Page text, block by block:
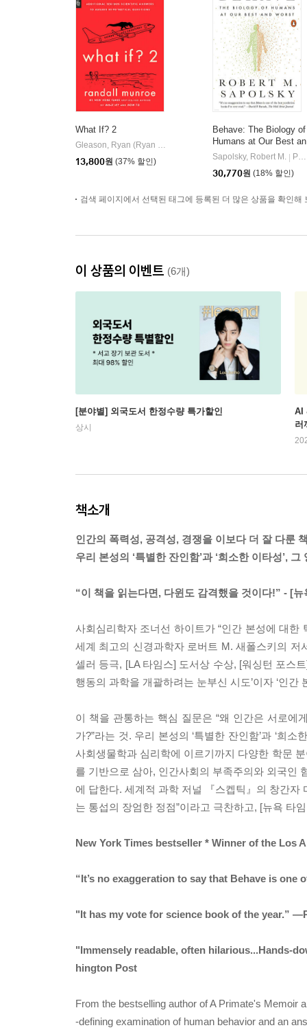
What If? 2
Gleason, Ryan (Ryan Gleason)
Random House USA Inc
13,800원 (37% 할인)
Behave: The Biology of
Humans at Our Best an
d Worst
Sapolsky, Robert M.
Penguin Books
30,770원 (18% 할인)
검색 페이지에서 선택된 태그에 등록된 더 많은 상품을 확인해
이 상품의 이벤트 (6개)
[분야별] 외국도서 한정수량 특가할인
상시
AI
러
책소개
인간의 폭력성, 공격성, 경쟁을 이보다 더 잘 다룬
우리 본성의 ‘특별한 잔인함’과 ‘희소한 이타성’,
“이 책을 읽는다면, 다윈도 감격했을 것이다!” - [뉴
사회심리학자 조너선 하이트가 “인간 본성에 대한
세계 최고의 신경과학자 로버트 M. 새폴스키의
셀러 등극, [LA 타임스] 도서상 수상, [워싱턴 포스
행동의 과학을 개괄하려는 눈부신 시도’이자 ‘인
이 책을 관통하는 핵심 질문은 “왜 인간은 서로
가?”라는 것. 우리 본성의 ‘특별한 잔인함’과 ‘희
사회생물학과 심리학에 이르기까지 다양한 학문
를 기반으로 삼아, 인간사회의 부족주의와 외국인
에 답한다. 세계적 과학 저널 『스켑틱』의 창간
는 통섭의 장엄한 정점”이라고 극찬하고, [뉴욕 타
New York Times bestseller * Winner of the Los
“It’s no exaggeration to say that Behave is
"It has my vote for science book of the year.”
"Immensely readable, often hilarious...Hands-
hington Post
From the bestselling author of A Primate's Memoir
-defining examination of human behavior and an